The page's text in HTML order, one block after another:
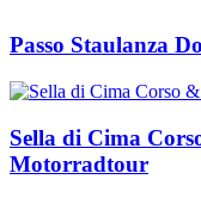
Passo Staulanza
Sella di Cima
Motorradtour